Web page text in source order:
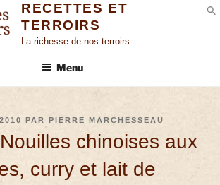
RECETTES ET
TERROIRS
La richesse de nos terroirs
Menu
PAR PIERRE MARCHESSEAU
chinoises aux
curry et lait de